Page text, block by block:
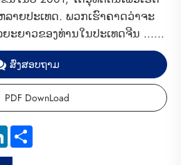
ລາຍປະເທດ. ພວກເຮົາຄາດວ່າຈະ
ະຍາວຂອງທ່ານໃນປະເທດຈີນ ......
ສົ່ງສອບຖາມ
PDF DownLoad
LinkedIn